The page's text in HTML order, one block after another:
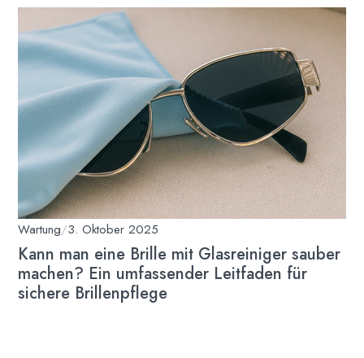
Wartung/3. Oktober 2025
Kann man eine Brille mit Glasreiniger sauber
machen? Ein umfassender Leitfaden für
sichere Brillenpflege